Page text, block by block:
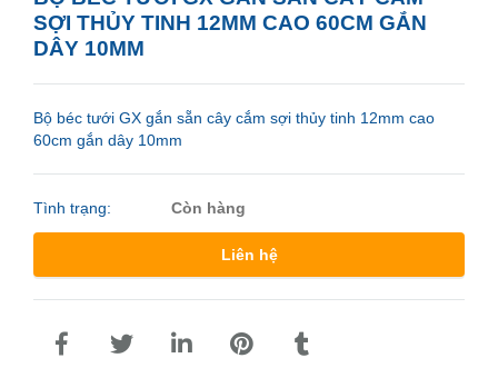
SỢI THỦY TINH 12MM CAO 60CM GẮN
DÂY 10MM
Bộ béc tưới GX gắn sẵn cây cắm sợi thủy tinh 12mm cao
60cm gắn dây 10mm
Tình trạng: Còn hàng
Liên hệ